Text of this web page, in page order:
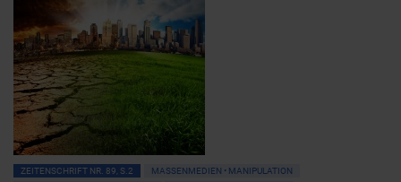
ZEITENSCHRIFT NR. 89, S.2
MASSENMEDIEN • MANIPULATION